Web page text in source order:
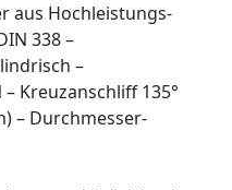
aus Hochleistungs-
338 –
–
Kreuzanschliff 135°
– Durchmesser-